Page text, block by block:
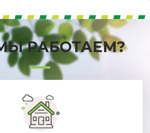
РАБОТАЕМ?